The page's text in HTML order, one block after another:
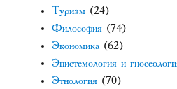
Туризм (24)
Философия (74)
Экономика (62)
Эпистемология и
Этнология (70)